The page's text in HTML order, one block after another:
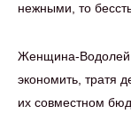
нежными, то
Женщина-Водолей
экономить, тратя
их совместном